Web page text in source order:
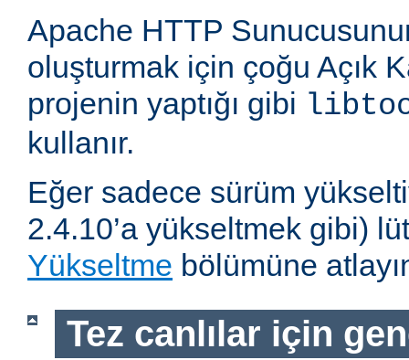
Apache HTTP
oluşturmak için çoğu Açık
projenin yaptığı gibi
kullanır.
Eğer sadece sürüm
2.4.10’a yükseltmek gibi)
Yükseltme bölümüne
Tez canlılar için